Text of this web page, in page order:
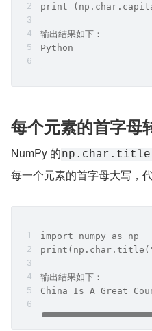
print
输出结果如下：
Python
每个元素的首字母
NumPy 的
每一个元素的首字母大写，
import numpy as np
输出结果如下：
China Is A Great